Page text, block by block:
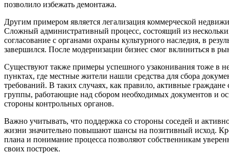
позволило избежать демонтажа.
Другим примером является легализация коммерческой
Сложный административный процесс, состоящий из
согласование с органами охраны культурного наследия, в
завершился. После модернизации бизнес смог вклиниться в
Существуют также примеры успешного узаконивания тоже в
пунктах, где местные жители нашли средства для сбора
требований. В таких случаях, как правило, активные
группы, работающие над сбором необходимых документов и
стороны контрольных органов.
Важно учитывать, что поддержка со стороны соседей и
жизни значительно повышают шансы на позитивный исход.
плана и понимание процесса позволяют собственникам
своих построек.